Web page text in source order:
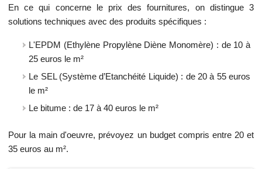
En ce qui concerne le prix des fournitures, on distingue 3
solutions techniques avec des produits spécifiques :
L'EPDM (Ethylène Propylène Diène Monomère) : de 10 à
25 euros le m²
Le SEL (Système d’Etanchéité Liquide) : de 20 à 55 euros
le m²
Le bitume : de 17 à 40 euros le m²
Pour la main d'oeuvre, prévoyez un budget compris entre 20 et
35 euros au m².